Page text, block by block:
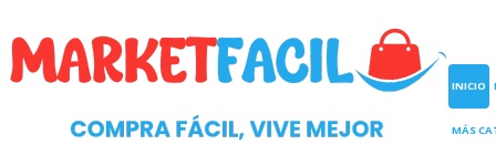
INICIO
MÁS